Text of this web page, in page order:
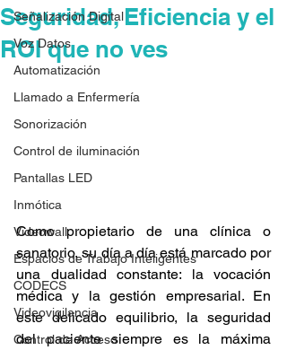
Señalización Digital
Voz Datos
Automatización
Llamado a Enfermería
Sonorización
Control de iluminación
Pantallas LED
Inmótica
Videowall
Espacios de Trabajo Inteligentes
CODECS
Videovigilancia
Control de Acceso
Seguridad, Eficiencia y el
ROI que no ves
Como propietario de una clínica o
sanatorio, su día a día está marcado por
una dualidad constante: la vocación
médica y la gestión empresarial. En
este delicado equilibrio, la seguridad
del paciente siempre es la máxima